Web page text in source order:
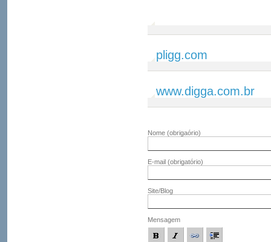
pligg.com
www.digga.com.br
Nome (obrigaório)
E-mail (obrigatório)
Site/Blog
Mensagem